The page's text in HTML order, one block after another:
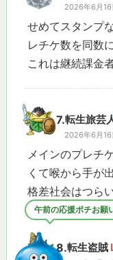
2026年6月
せめてスタンプ
レチケ数を同数
これは継続課金
7.転生旅芸
2026年6月16
メインのプレチ
くて喉から手が
格差社会はつらい
8.転生盗賊
午前の応援ポチお願